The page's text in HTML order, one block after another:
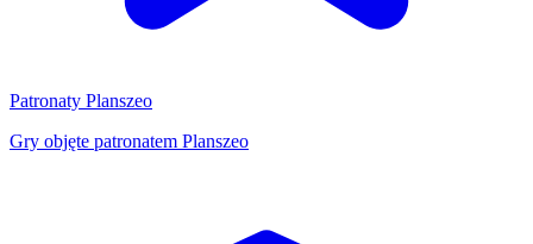
Patronaty Planszeo
Gry objęte patronatem Planszeo